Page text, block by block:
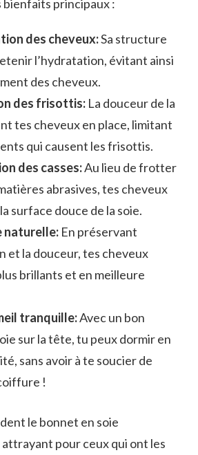
bienfaits principaux :
des cheveux:Sa structure
l’hydratation, évitant ainsi
des cheveux.
des frisottis:La douceur de la
tes cheveux en place, limitant
qui causent les frisottis.
des casses:Au lieu de frotter
abrasives, tes cheveux
surface douce de la soie.
naturelle:En préservant
et la douceur, tes cheveux
brillants et en meilleure
tranquille:Avec un bon
sur la tête, tu peux dormir en
sans avoir à te soucier de
!
le bonnet en soie
pour ceux qui ont les